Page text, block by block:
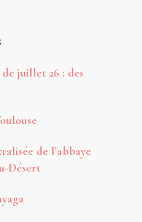
juillet 26 : des
de l’abbaye
Désert